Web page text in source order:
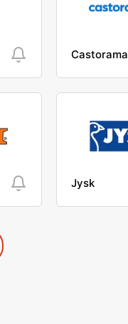
Castorama
Jysk